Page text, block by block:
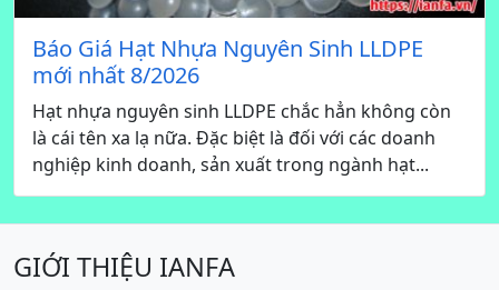
Báo Giá Hạt Nhựa Nguyên Sinh LLDPE
mới nhất 8/2026
Hạt nhựa nguyên sinh LLDPE chắc hẳn không còn
là cái tên xa lạ nữa. Đặc biệt là đối với các doanh
nghiệp kinh doanh, sản xuất trong ngành hạt...
GIỚI THIỆU IANFA